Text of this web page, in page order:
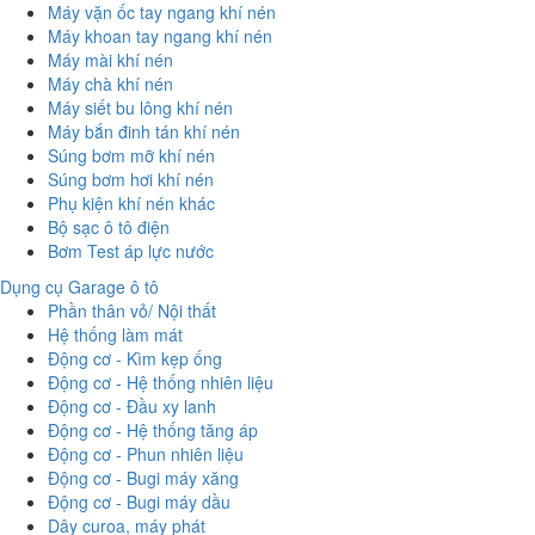
Máy vặn ốc tay ngang khí nén
Máy khoan tay ngang khí nén
Máy mài khí nén
Máy chà khí nén
Máy siết bu lông khí nén
Máy bắn đinh tán khí nén
Súng bơm mỡ khí nén
Súng bơm hơi khí nén
Phụ kiện khí nén khác
Bộ sạc ô tô điện
Bơm Test áp lực nước
Dụng cụ Garage ô tô
Phần thân vỏ/ Nội thất
Hệ thống làm mát
Động cơ - Kìm kẹp ống
Động cơ - Hệ thống nhiên liệu
Động cơ - Đầu xy lanh
Động cơ - Hệ thống tăng áp
Động cơ - Phun nhiên liệu
Động cơ - Bugi máy xăng
Động cơ - Bugi máy dầu
Dây curoa, máy phát